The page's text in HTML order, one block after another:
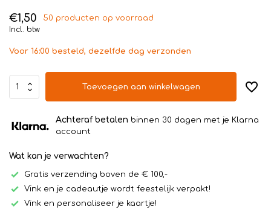
€1,50
50 producten op voorraad
Incl. btw
Voor 16:00 besteld, dezelfde dag verzonden
Toevoegen aan winkelwagen
Achteraf betalen binnen 30 dagen met je Klarna
account
Wat kan je verwachten?
Gratis verzending boven de € 100,-
Vink en je cadeautje wordt feestelijk verpakt!
Vink en personaliseer je kaartje!